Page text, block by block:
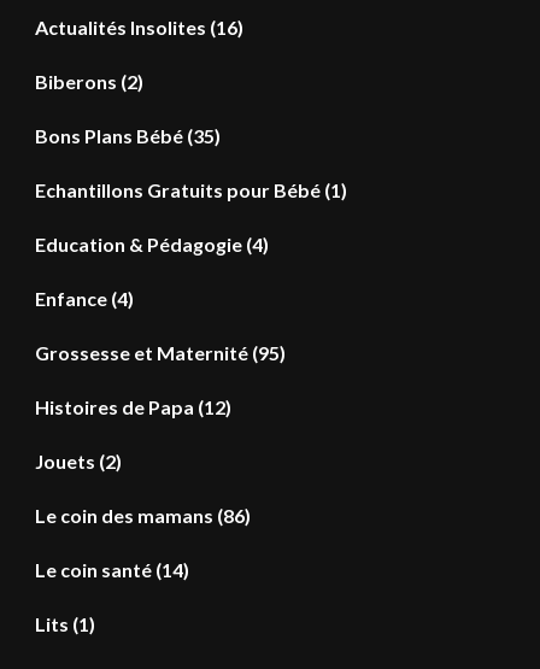
Actualités Insolites (16)
Biberons (2)
Bons Plans Bébé (35)
Echantillons Gratuits pour Bébé (1)
Education & Pédagogie (4)
Enfance (4)
Grossesse et Maternité (95)
Histoires de Papa (12)
Jouets (2)
Le coin des mamans (86)
Le coin santé (14)
Lits (1)